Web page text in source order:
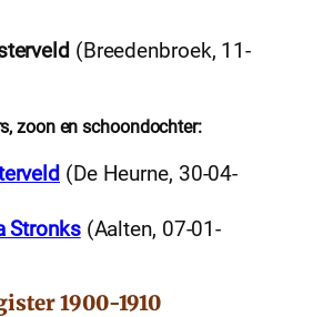
(Breedenbroek, 11-
zoon en schoondochter:
(De Heurne, 30-04-
Stronks(Aalten, 07-01-
1900-1910